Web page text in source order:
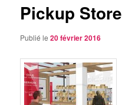
Pickup Store
Publié le20 février 2016